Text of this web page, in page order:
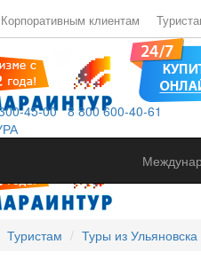
Корпоративным клиентам
45-00 8 800 600-40-61
Туристам Туры из Ульяновска